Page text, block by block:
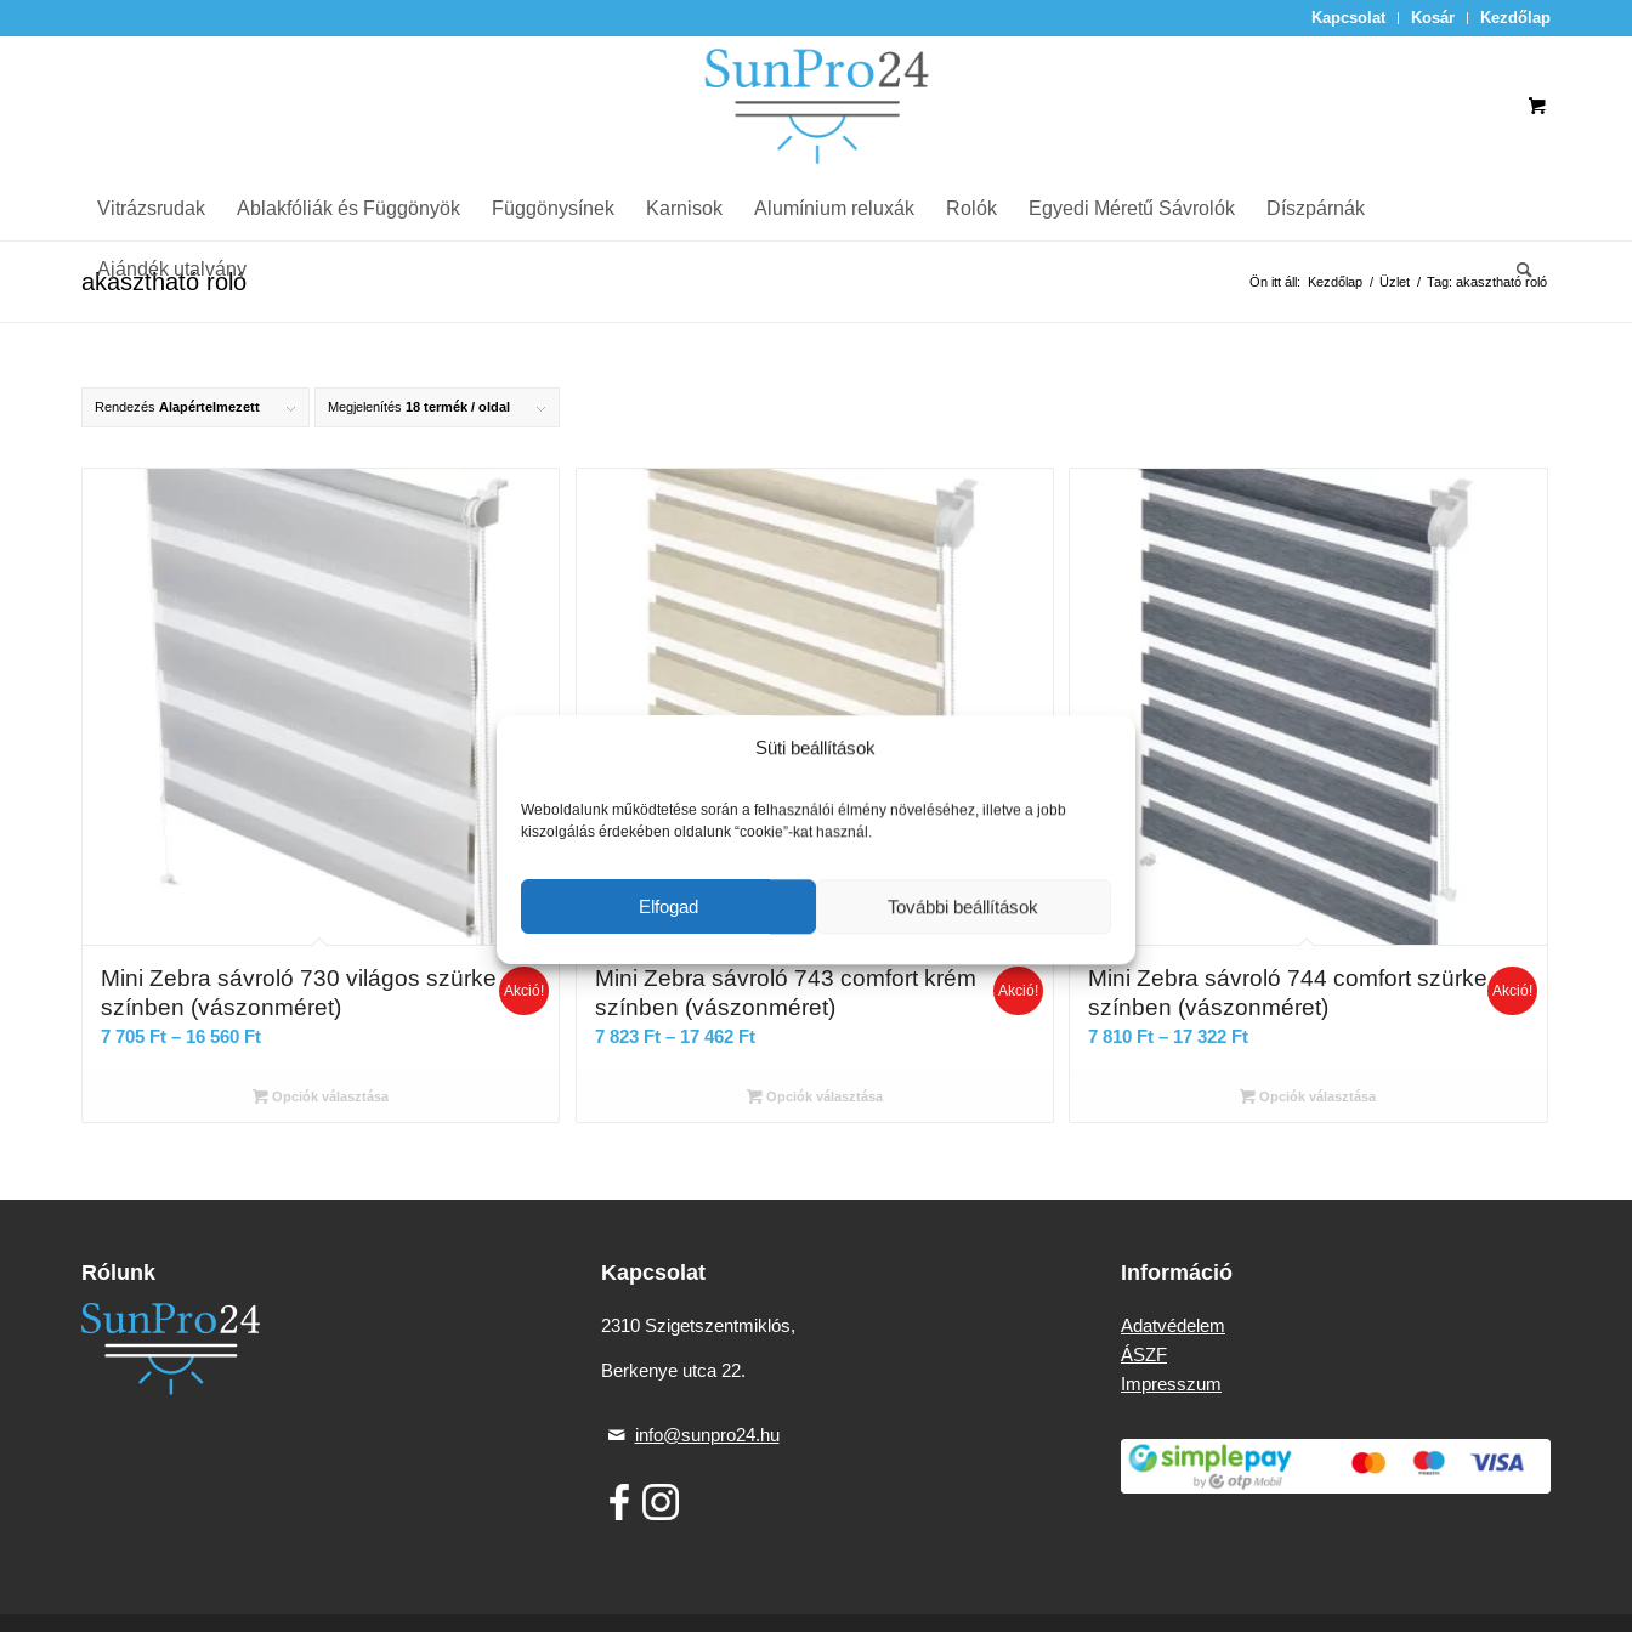
Süti beállítások
Weboldalunk működtetése során a felhasználói élmény növeléséhez, illetve a jobb
kiszolgálás érdekében oldalunk “cookie”-kat használ.
Elfogad További beállítások
Kapcsolat Kosár Kezdőlap
Vitrázsrudak Ablakfóliák és Függönyök Függönysínek Karnisok Alumínium reluxák Rolók Egyedi Méretű Sávrolók Díszpárnák
Ajándék utalvány
akasztható roló Ön itt áll: Kezdőlap / Üzlet / Tag: akasztható roló
Rendezés Alapértelmezett Megjelenítés 18 termék / oldal
Mini Zebra sávroló 730 világos szürke
színben (vászonméret)
7 705 Ft – 16 560 FtÁrtartomány:
705 Ft
Akció!
Opciók választása
Mini Zebra sávroló 743 comfort krém
színben (vászonméret)
7 823 Ft – 17 462 FtÁrtartomány:
823 Ft
Akció!
Opciók választása
Mini Zebra sávroló 744 comfort szürke
színben (vászonméret)
7 810 Ft – 17 322 FtÁrtartomány:
810 Ft
Akció!
Opciók választása
Rólunk Kapcsolat
2310 Szigetszentmiklós,
Berkenye utca 22.
info@sunpro24.hu
Információ
Adatvédelem
ÁSZF
Impresszum